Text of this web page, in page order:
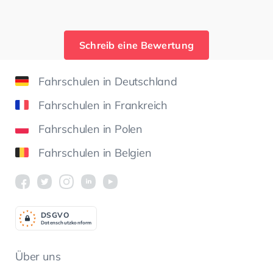
Schreib eine Bewertung
Fahrschulen in Deutschland
Fahrschulen in Frankreich
Fahrschulen in Polen
Fahrschulen in Belgien
Über uns
Datenschutzkonform
DSGVO